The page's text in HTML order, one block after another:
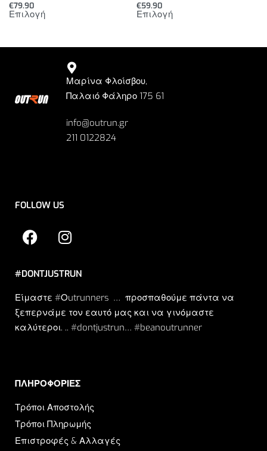
€79.90
Επιλογή
€59.90
Επιλογή
Μαρίνα Φλοίσβου,
Παλαιό Φάληρο 175 61
info@outrun.gr
211 0122824
FOLLOW US
#DONTJUSTRUN
Είμαστε #Οutrunners … προσπαθούμε πάντα να
ξεπερνάμε τον εαυτό μας και να γινόμαστε
καλύτεροι. .. #dontjustrun… #beanoutrunner
ΠΛΗΡΟΦΟΡΙΕΣ​
Τρόποι Αποστολής
Τρόποι Πληρωμής
Επιστροφές & Αλλαγές